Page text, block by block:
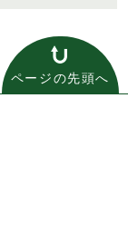
ページの先頭へ